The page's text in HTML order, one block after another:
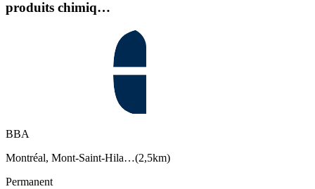
produits chimiq…
BBA
Montréal, Mont-Saint-Hila…(2,5km)
Permanent